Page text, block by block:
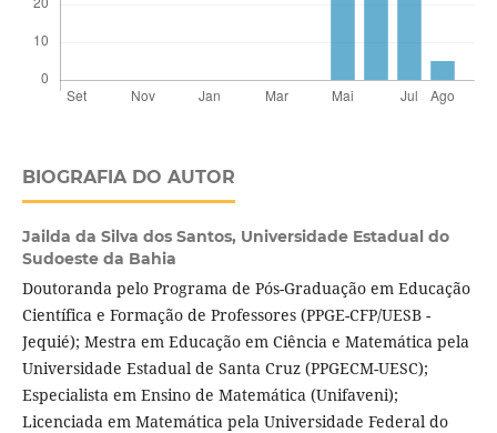
BIOGRAFIA DO AUTOR
Jailda da Silva dos Santos, Universidade Estadual do
Sudoeste da Bahia
Doutoranda pelo Programa de Pós-Graduação em Educação
Científica e Formação de Professores (PPGE-CFP/UESB -
Jequié); Mestra em Educação em Ciência e Matemática pela
Universidade Estadual de Santa Cruz (PPGECM-UESC);
Especialista em Ensino de Matemática (Unifaveni);
Licenciada em Matemática pela Universidade Federal do